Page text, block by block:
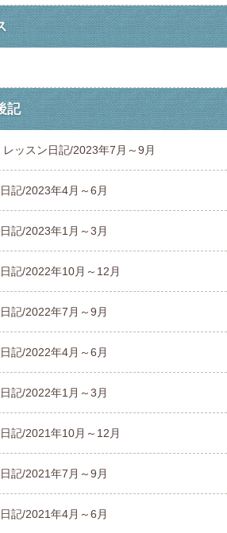
記
ッスン日記/2023年7月～9月
記/2023年4月～6月
記/2023年1月～3月
記/2022年10月～12月
記/2022年7月～9月
記/2022年4月～6月
記/2022年1月～3月
記/2021年10月～12月
記/2021年7月～9月
記/2021年4月～6月